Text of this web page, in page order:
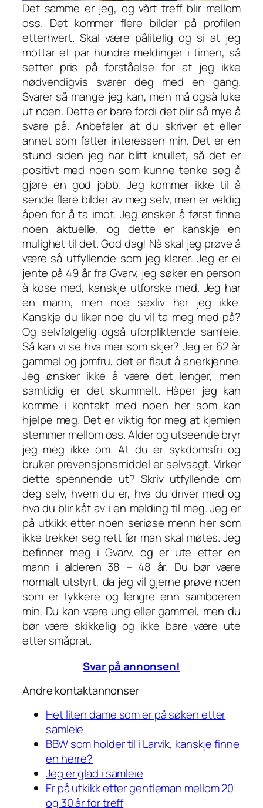
Det samme er jeg, og vårt treff blir mellom
oss. Det kommer flere bilder på profilen
etterhvert. Skal være pålitelig og si at jeg
mottar et par hundre meldinger i timen, så
setter pris på forståelse for at jeg ikke
nødvendigvis svarer deg med en gang.
Svarer så mange jeg kan, men må også luke
ut noen. Dette er bare fordi det blir så mye å
svare på. Anbefaler at du skriver et eller
annet som fatter interessen min. Det er en
stund siden jeg har blitt knullet, så det er
positivt med noen som kunne tenke seg å
gjøre en god jobb. Jeg kommer ikke til å
sende flere bilder av meg selv, men er veldig
åpen for å ta imot. Jeg ønsker å først finne
noen aktuelle, og dette er kanskje en
mulighet til det. God dag! Nå skal jeg prøve å
være så utfyllende som jeg klarer. Jeg er ei
jente på 49 år fra Gvarv, jeg søker en person
å kose med, kanskje utforske med. Jeg har
en mann, men noe sexliv har jeg ikke.
Kanskje du liker noe du vil ta meg med på?
Og selvfølgelig også uforpliktende samleie.
Så kan vi se hva mer som skjer? Jeg er 62 år
gammel og jomfru, det er flaut å anerkjenne.
Jeg ønsker ikke å være det lenger, men
samtidig er det skummelt. Håper jeg kan
komme i kontakt med noen her som kan
hjelpe meg. Det er viktig for meg at kjemien
stemmer mellom oss. Alder og utseende bryr
jeg meg ikke om. At du er sykdomsfri og
bruker prevensjonsmiddel er selvsagt. Virker
dette spennende ut? Skriv utfyllende om
deg selv, hvem du er, hva du driver med og
hva du blir kåt av i en melding til meg. Jeg er
på utkikk etter noen seriøse menn her som
ikke trekker seg rett før man skal møtes. Jeg
befinner meg i Gvarv, og er ute etter en
mann i alderen 38 – 48 år. Du bør være
normalt utstyrt, da jeg vil gjerne prøve noen
som er tykkere og lengre enn samboeren
min. Du kan være ung eller gammel, men du
bør være skikkelig og ikke bare være ute
etter småprat.
Svar på annonsen!
Andre kontaktannonser
Het liten dame som er på søken etter
samleie
BBW som holder til i Larvik, kanskje finne
en herre?
Jeg er glad i samleie
Er på utkikk etter gentleman mellom 20
og 30 år for treff